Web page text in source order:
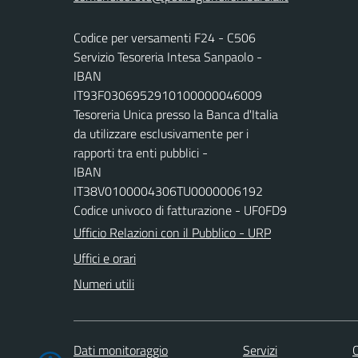
Codice per versamenti F24 - C506
Servizio Tesoreria Intesa Sanpaolo -
IBAN
IT93F0306952910100000046009
Tesoreria Unica presso la Banca d'Italia
da utilizzare esclusivamente per i
rapporti tra enti pubblici -
IBAN
IT38V0100004306TU0000006192
Codice univoco di fatturazione - UF0FD9
Ufficio Relazioni con il Pubblico - URP
Uffici e orari
Numeri utili
Dati monitoraggio Servizi